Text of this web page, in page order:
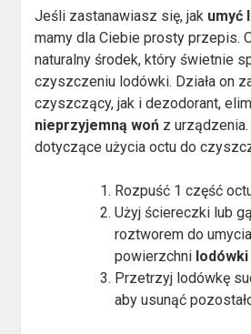
Jeśli zastanawiasz się, jak umyć
mamy dla Ciebie prosty przepis.
naturalny środek, który świetnie
czyszczeniu lodówki. Działa on
czyszczący, jak i dezodorant,
nieprzyjemną woń z
dotyczące użycia octu do
Rozpuść 1 część
Użyj ściereczki lub
roztworem do
powierzchni
Przetrzyj lodówkę
aby usunąć